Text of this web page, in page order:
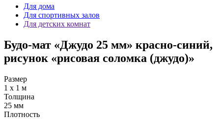
Для дома
Для спортивных залов
Для детских комнат
Будо-мат «Джудо 25 мм» красно-синий,
рисунок «рисовая соломка (джудо)»
Размер
1 х 1 м
Толщина
25 мм
Плотность